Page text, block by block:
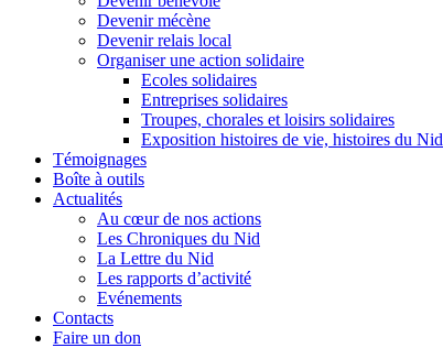
Devenir mécène
Devenir relais local
Organiser une action solidaire
Ecoles solidaires
Entreprises solidaires
Troupes, chorales et loisirs solidaires
Exposition histoires de vie, histoires du Nid
Témoignages
Boîte à outils
Actualités
Au cœur de nos actions
Les Chroniques du Nid
La Lettre du Nid
Les rapports d’activité
Evénements
Contacts
Faire un don